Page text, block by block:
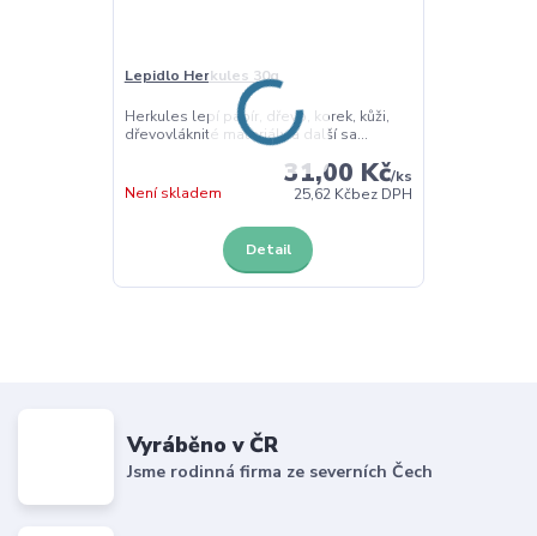
Lepidlo Herkules 30g
Herkules lepí papír, dřevo, korek, kůži,
dřevovláknité materiály a další sa...
31,00 Kč/ks
25,62 Kčbez DPH
Není skladem
Detail
Vyráběno v ČR
Jsme rodinná firma ze severních Čech